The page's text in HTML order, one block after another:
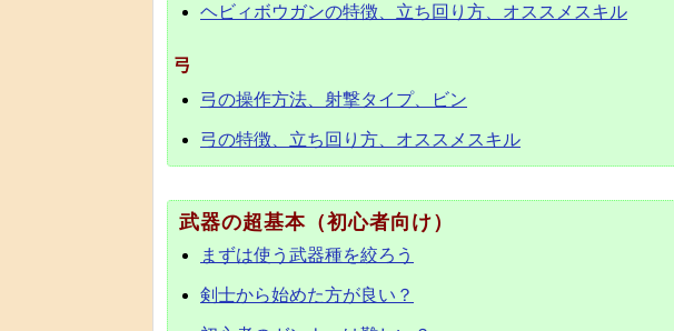
ヘビィボウガンの特徴、立ち回り方、オススメスキル
弓
弓の操作方法、射撃タイプ、ビン
弓の特徴、立ち回り方、オススメスキル
武器の超基本（初心者向け）
まずは使う武器種を絞ろう
剣士から始めた方が良い？